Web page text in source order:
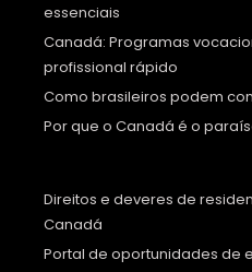
essenciais
Canadá: Programas
profissional rápido
Como brasileiros podem
Por que o Canadá é o
Direitos e deveres de
Canadá
Portal de oportunidades de